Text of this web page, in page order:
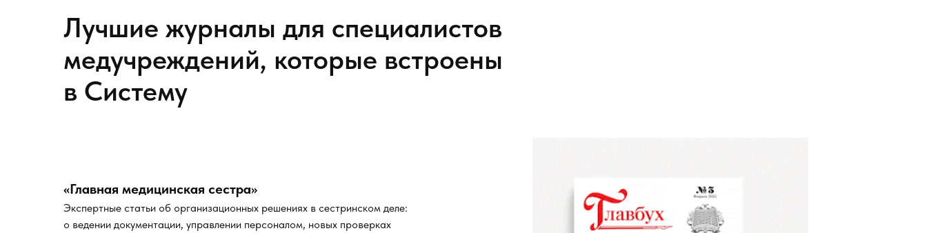
Лучшие журналы для специалистов
медучреждений, которые встроены
в Систему
«Главная медицинская сестра»
Экспертные статьи об организационных решениях в сестринском деле:
о ведении документации, управлении персоналом, новых проверках